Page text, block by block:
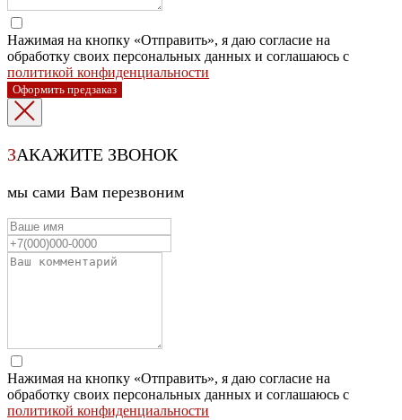
Нажимая на кнопку «Отправить», я даю согласие на
обработку своих персональных данных и соглашаюсь с
политикой конфиденциальности
Оформить предзаказ
ЗАКАЖИТЕ ЗВОНОК
мы сами Вам перезвоним
Нажимая на кнопку «Отправить», я даю согласие на
обработку своих персональных данных и соглашаюсь с
политикой конфиденциальности